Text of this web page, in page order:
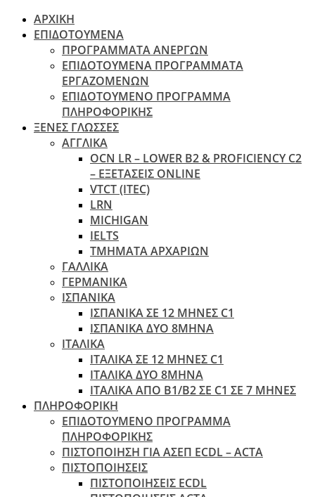
ΑΡΧΙΚΗ
ΕΠΙΔΟΤΟΥΜΕΝΑ
ΠΡΟΓΡΑΜΜΑΤΑ ΑΝΕΡΓΩΝ
ΕΠΙΔΟΤΟΥΜΕΝΑ ΠΡΟΓΡΑΜΜΑΤΑ
ΕΡΓΑΖΟΜΕΝΩΝ
ΕΠΙΔΟΤΟΥΜΕΝΟ ΠΡΟΓΡΑΜΜΑ
ΠΛΗΡΟΦΟΡΙΚΗΣ
ΞΕΝΕΣ ΓΛΩΣΣΕΣ
ΑΓΓΛΙΚΑ
OCN LR – LOWER B2 & PROFICIENCY C2
– ΕΞΕΤΆΣΕΙΣ ONLINE
VTCT (ITEC)
LRN
MICHIGAN
IELTS
ΤΜΗΜΑΤΑ ΑΡΧΑΡΙΩΝ
ΓΑΛΛΙΚΑ
ΓΕΡΜΑΝΙΚΑ
ΙΣΠΑΝΙΚΑ
ΙΣΠΑΝΙΚΑ ΣΕ 12 ΜΗΝΕΣ C1
ΙΣΠΑΝΙΚΑ ΔΥΟ 8ΜΗΝΑ
ΙΤΑΛΙΚΑ
ΙΤΑΛΙΚΑ ΣΕ 12 ΜΗΝΕΣ C1
ΙΤΑΛΙΚΑ ΔΥΟ 8ΜΗΝΑ
ΙΤΑΛΙΚΑ ΑΠΌ B1/B2 ΣΕ C1 ΣΕ 7 ΜΉΝΕΣ
ΠΛΗΡΟΦΟΡΙΚΗ
ΕΠΙΔΟΤΟΥΜΕΝΟ ΠΡΟΓΡΑΜΜΑ
ΠΛΗΡΟΦΟΡΙΚΗΣ
ΠIΣΤΟΠΟΙΗΣΗ ΓΙΑ ΑΣΕΠ ECDL – ACTA
ΠΙΣΤΟΠΟΙΗΣΕΙΣ
ΠΙΣΤΟΠΟΙΗΣΕΙΣ ECDL